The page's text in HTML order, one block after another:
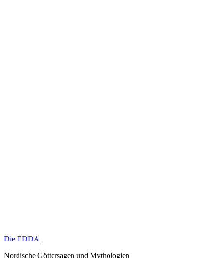
Die EDDA
Nordische Göttersagen und Mythologien